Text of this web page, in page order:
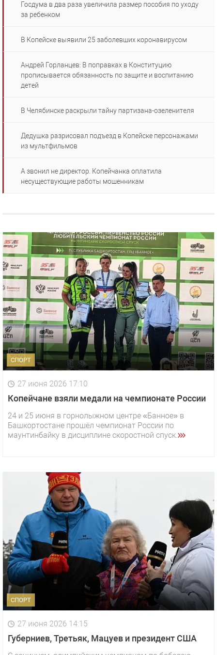
Госдума в два раза увеличила размер пособия по уходу
за ребенком
В Копейске выявили 25 заболевших коронавирусом
Андрей Горланцев: В поправках в Конституцию
прописывается обязанность по защите и воспитанию
детей
В Челябинске раскрыли тайну партизана-озеленителя
Дедушка разрисовал подъезд в Копейске персонажами
из мультфильмов
А звонил не директор. Копейчанка оплатила
несуществующие работы мошенникам
СПОРТ
27 июня 2026 17:10
Копейчане взяли медали на чемпионате России
24 и 25 июня в горнолыжном центре «Банное» в
Башкортостане прошёл чемпионат России по
маунтинбайку в дисциплине скоростной спуск.
СПОРТ
27 июня 2026 14:15
Губерниев, Третьяк, Мацуев и президент США